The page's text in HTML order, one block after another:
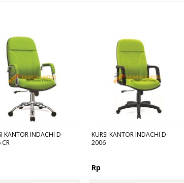
KANTOR INDACHI D-
KURSI KANTOR INDACHI D-
2006
Rp